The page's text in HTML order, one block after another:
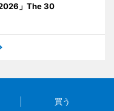
」The 30
買う